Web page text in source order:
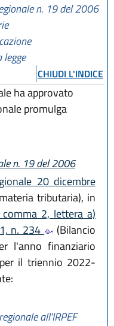
n. 19 del 2006
CHIUDI L'INDICE
ha approvato
promulga
n. 19 del 2006
20 dicembre
tributaria), in
2, lettera a)
n. 234
(Bilancio
l'anno finanziario
il triennio 2022-
all'IRPEF